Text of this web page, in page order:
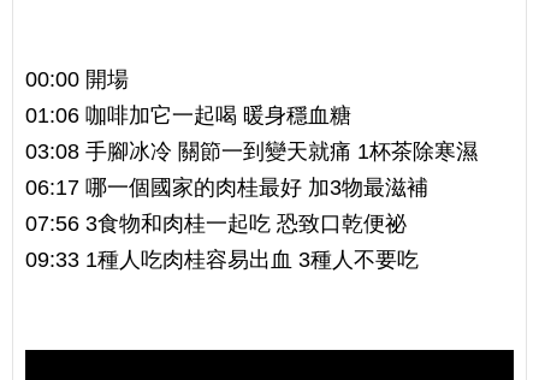
00:00 開場
01:06 咖啡加它一起喝 暖身穩血糖
03:08 手腳冰冷 關節一到變天就痛 1杯茶除寒濕
06:17 哪一個國家的肉桂最好 加3物最滋補
07:56 3食物和肉桂一起吃 恐致口乾便祕
09:33 1種人吃肉桂容易出血 3種人不要吃